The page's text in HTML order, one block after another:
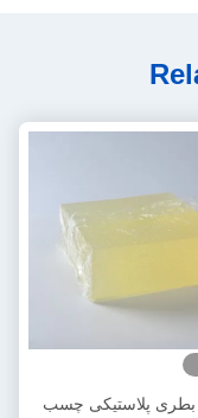
بطری پلاستیکی چسب